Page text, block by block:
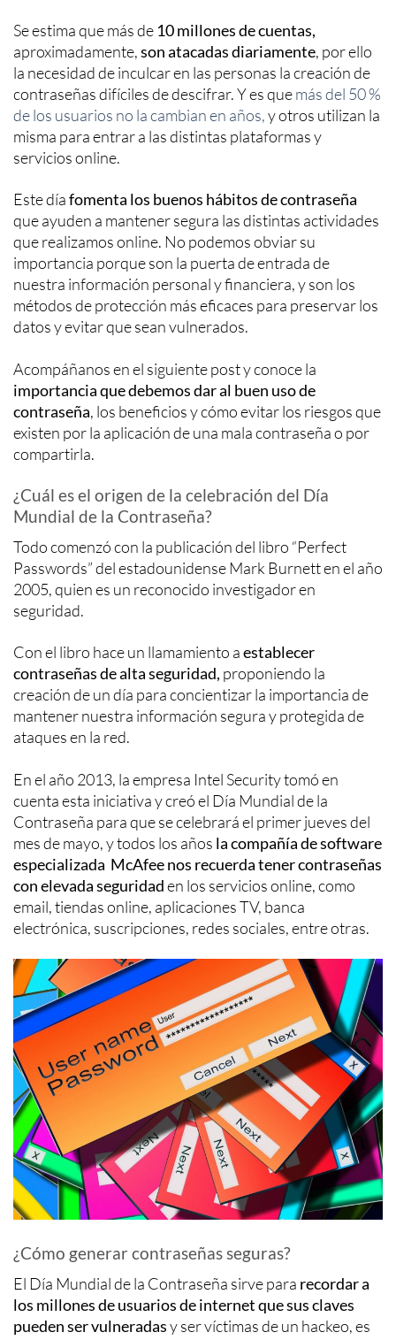
Se estima que más de 10 millones de cuentas,
aproximadamente,son atacadas diariamente, por ello
la necesidad de inculcar en las personas la creación de
contraseñas difíciles de descifrar. Y es quemás del 50 %
de los usuarios no la cambian en años,y otros utilizan la
misma para entrar a las distintas plataformas y
servicios online.
Este díafomenta los buenos hábitos de contraseña
que ayuden a mantener segura las distintas actividades
que realizamos online. No podemos obviar su
importancia porque son la puerta de entrada de
nuestra información personal y financiera, y son los
métodos de protección más eficaces para preservar los
datos y evitar que sean vulnerados.
Acompáñanos en el siguiente post y conoce la
importancia que debemos dar al buen uso de
contraseña, los beneficios y cómo evitar los riesgos que
existen por la aplicación de una mala contraseña o por
compartirla.
¿Cuál es el origen de la celebración del Día
Mundial de la Contraseña?
Todo comenzó con la publicación del libro “Perfect
Passwords” del estadounidense Mark Burnett en el año
2005, quien es un reconocido investigador en
seguridad.
Con el libro hace un llamamiento aestablecer
contraseñas de alta seguridad, proponiendo la
creación de un día para concientizar la importancia de
mantener nuestra información segura y protegida de
ataques en la red.
En el año 2013, la empresa Intel Security tomó en
cuenta esta iniciativa y creó el Día Mundial de la
Contraseña para que se celebrará el primer jueves del
mes de mayo, y todos los años la compañía de software
especializada McAfee nos recuerda tener contraseñas
con elevada seguridaden los servicios online, como
email, tiendas online, aplicaciones TV, banca
electrónica, suscripciones, redes sociales, entre otras.
¿Cómo generar contraseñas seguras?
El Día Mundial de la Contraseña sirve para recordar a
los millones de usuarios de internet que sus claves
pueden ser vulneradasy ser víctimas de un hackeo, es